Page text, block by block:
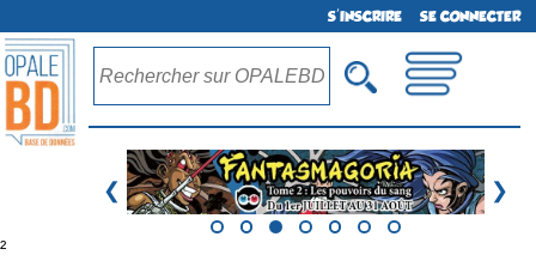
S'INSCRIRE SE CONNECTER
❮ ❯
²